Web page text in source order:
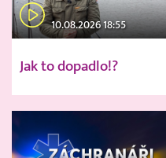
10.08.2026 18:55
Jak to dopadlo!?